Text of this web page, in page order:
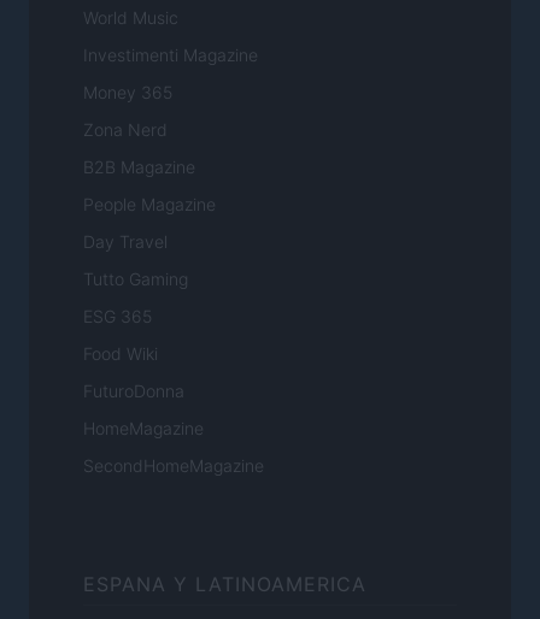
World Music
Investimenti Magazine
Money 365
Zona Nerd
B2B Magazine
People Magazine
Day Travel
Tutto Gaming
ESG 365
Food Wiki
FuturoDonna
HomeMagazine
SecondHomeMagazine
ESPANA Y LATINOAMERICA